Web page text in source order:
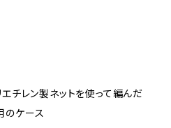
チレン製ネットを使って編んだ
のケース